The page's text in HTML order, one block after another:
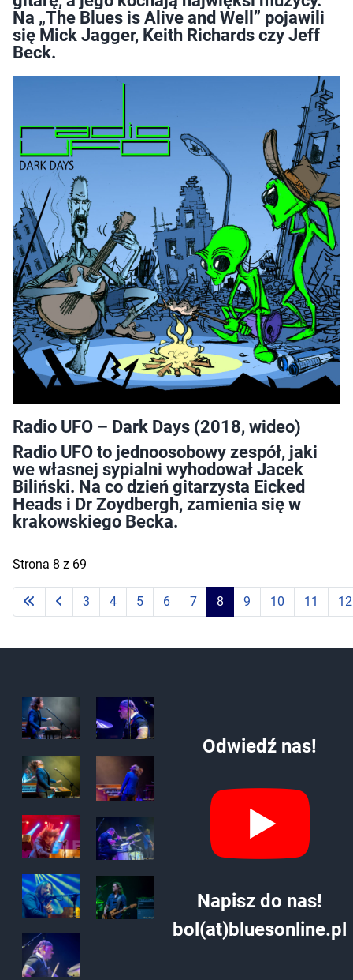
Na „The Blues is Alive and Well” pojawili
się Mick Jagger, Keith Richards czy Jeff
Beck.
Radio UFO – Dark Days (2018, wideo)
Radio UFO to jednoosobowy zespół, jaki
we własnej sypialni wyhodował Jacek
Biliński. Na co dzień gitarzysta Eicked
Heads i Dr Zoydbergh, zamienia się w
krakowskiego Becka.
Strona 8 z 69
3 4 5 6 7 8 9 10 11 12
Odwiedź nas!
Napisz do nas!
bol(at)bluesonline.pl